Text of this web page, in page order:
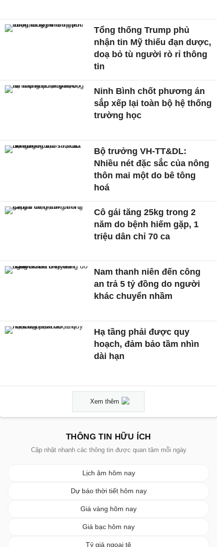
Tổng thống Trump phủ
nhận tin Mỹ thiếu đạn dược,
doạ bỏ tù người rò rỉ thông
tin
Ninh Bình chốt phương án
sắp xếp lại toàn bộ hệ thống
trường học
Bộ trưởng VH-TT&DL:
Nhiều nét đặc sắc của nông
thôn mai một do bê tông
hoá
Cô gái tăng 25kg trong 2
năm do bệnh hiếm gặp, 1
triệu dân chỉ 70 ca
Nam thanh niên đến công
an trả 5 tỷ đồng do người
khác chuyển nhầm
Hạ tầng phải được quy
hoạch, đảm bảo tầm nhìn
dài hạn
Xem thêm
THÔNG TIN HỮU ÍCH
Cập nhật nhanh các thông tin được quan tâm mỗi ngày
Lịch âm hôm nay
Dự báo thời tiết hôm nay
Giá vàng hôm nay
Giá bạc hôm nay
Tỷ giá ngoại tệ